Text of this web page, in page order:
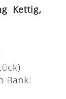
Kettig,
Bank: